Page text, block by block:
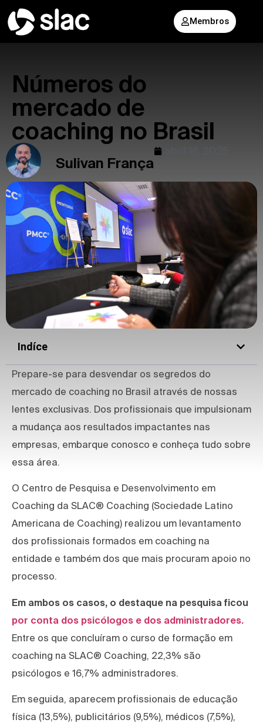
Membros
Números do
mercado de
coaching no Brasil
Sulivan França
Indíce
Prepare-se para desvendar os segredos do
mercado de coaching no Brasil através de nossas
lentes exclusivas. Dos profissionais que impulsionam
a mudança aos resultados impactantes nas
empresas, embarque conosco e conheça tudo sobre
essa área.
O Centro de Pesquisa e Desenvolvimento em
Coaching da SLAC® Coaching (Sociedade Latino
Americana de Coaching) realizou um levantamento
dos profissionais formados em coaching na
entidade e também dos que mais procuram apoio no
processo.
Em ambos os casos, o destaque na pesquisa ficou
por conta dos psicólogos e dos administradores.
Entre os que concluíram o curso de formação em
coaching na SLAC® Coaching, 22,3% são
psicólogos e 16,7% administradores.
Em seguida, aparecem profissionais de educação
física (13,5%), publicitários (9,5%), médicos (7,5%),